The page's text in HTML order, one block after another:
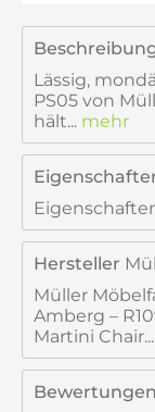
Lässig,
PS05 von
hält... mehr
Hersteller
Müller
Amberg –
Martini Chair...
Bewertungen